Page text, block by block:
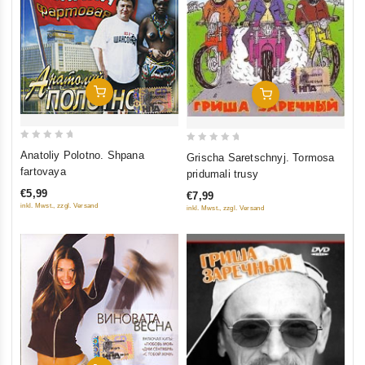
In Den Warenkorb
5
Anatoliy Polotno. Shpana
fartovaya
€5,99
inkl. Mwst., zzgl. Versand
In Den Warenkorb
5
Grischa Saretschnyj. Tormosa
pridumali trusy
€7,99
inkl. Mwst., zzgl. Versand